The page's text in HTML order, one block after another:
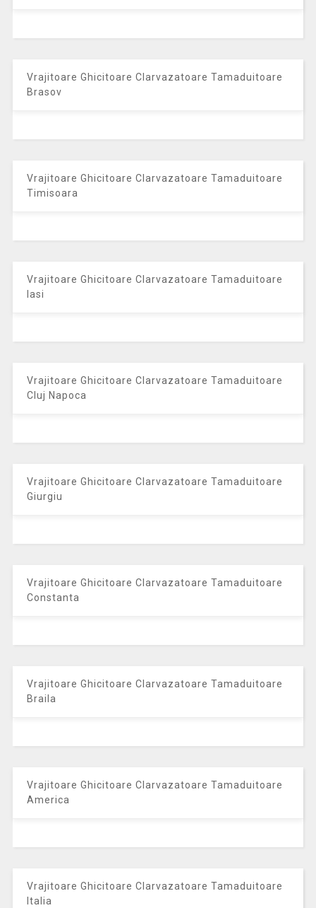
Vrajitoare Ghicitoare Clarvazatoare Tamaduitoare
Brasov
Vrajitoare Ghicitoare Clarvazatoare Tamaduitoare
Timisoara
Vrajitoare Ghicitoare Clarvazatoare Tamaduitoare
Iasi
Vrajitoare Ghicitoare Clarvazatoare Tamaduitoare
Cluj Napoca
Vrajitoare Ghicitoare Clarvazatoare Tamaduitoare
Giurgiu
Vrajitoare Ghicitoare Clarvazatoare Tamaduitoare
Constanta
Vrajitoare Ghicitoare Clarvazatoare Tamaduitoare
Braila
Vrajitoare Ghicitoare Clarvazatoare Tamaduitoare
America
Vrajitoare Ghicitoare Clarvazatoare Tamaduitoare
Italia